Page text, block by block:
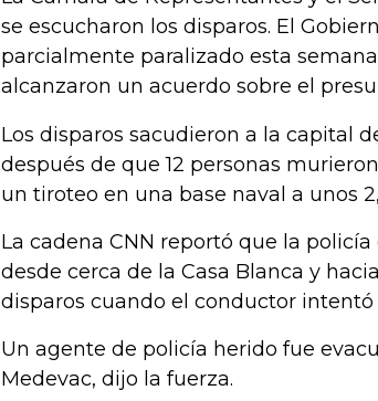
se escucharon los disparos. El
parcialmente paralizado esta
alcanzaron un acuerdo sobre el
Los disparos sacudieron a la capital
después de que 12 personas
un tiroteo en una base naval a unos
La cadena CNN reportó que la
desde cerca de la Casa Blanca y
disparos cuando el conductor intentó
Un agente de policía herido fue
Medevac, dijo la fuerza.